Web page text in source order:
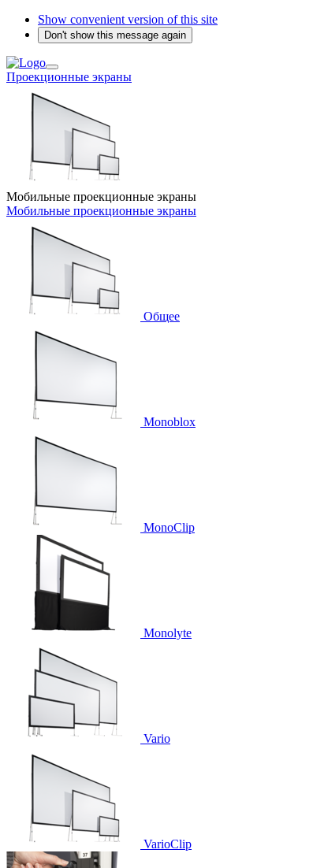
Show convenient version of this site
Don't show this message again
Проекционные экраны
Мобильные проекционные экраны
Мобильные проекционные экраны
Общее
Monoblox
MonoClip
Monolyte
Vario
VarioClip